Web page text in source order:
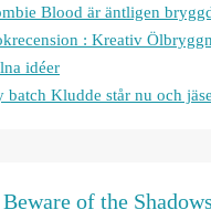
Blood är äntligen
: Kreativ
idéer
batch Kludde står nu och
Beware of the Shadows